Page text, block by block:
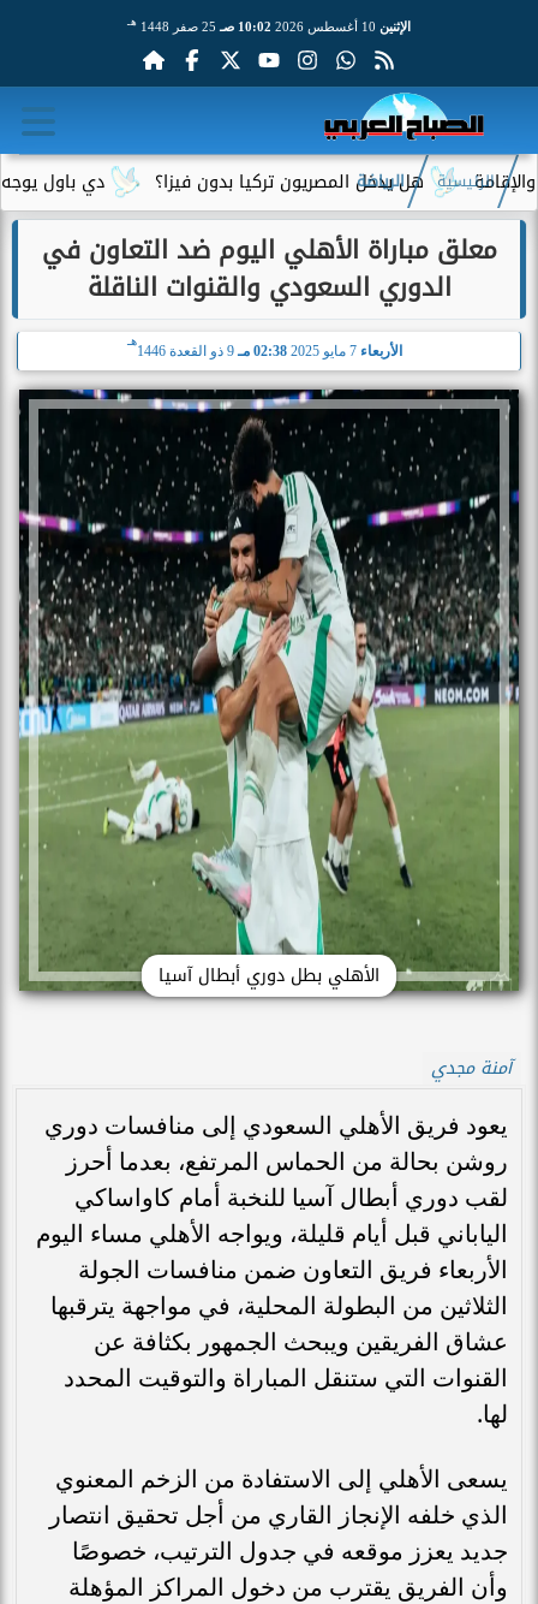
الإثنين 10:02 صـ 25 صفر 1448 هـ
دي باول يوجه رسالة هل يدخل المصريون تركيا بدون فيزا؟
الرئيسية الرياضة
معلق مباراة الأهلي اليوم ضد التعاون في
الدوري السعودي والقنوات الناقلة
الأربعاء 7 مايو 2025 02:38 مـ 9 ذو القعدة 1446
هـ
الأهلي بطل دوري أبطال آسيا
آمنة مجدي
يعود فريق الأهلي السعودي إلى منافسات دوري
روشن بحالة من الحماس المرتفع، بعدما أحرز
لقب دوري أبطال آسيا للنخبة أمام كاواساكي
الياباني قبل أيام قليلة، ويواجه الأهلي مساء اليوم
الأربعاء فريق التعاون ضمن منافسات الجولة
الثلاثين من البطولة المحلية، في مواجهة يترقبها
عشاق الفريقين ويبحث الجمهور بكثافة عن
القنوات التي ستنقل المباراة والتوقيت المحدد
لها.
يسعى الأهلي إلى الاستفادة من الزخم المعنوي
الذي خلفه الإنجاز القاري من أجل تحقيق انتصار
جديد يعزز موقعه في جدول الترتيب، خصوصًا
وأن الفريق يقترب من دخول المراكز المؤهلة